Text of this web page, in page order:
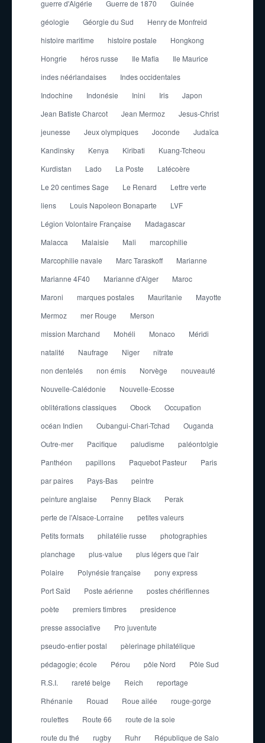
guerre d'Algérie Guerre de 1870
Guinée
géologie
Géorgie du Sud
Henry de Monfreid
histoire maritime
histoire postale
Hongkong
Hongrie
héros russe Ile Mafia
Ile Maurice
indes néérlandaises
Indes occidentales
Indochine
Indonésie Inini Iris
Japon
Jean Batiste Charcot
Jean Mermoz
Jesus-Christ
jeunesse
Jeux olympiques Joconde
Judaïca
Kandinsky
Kenya Kiribati
Kuang-Tcheou
Kurdistan
Lado La Poste
Latécoère
Le 20 centimes Sage
Le Renard
Lettre verte
liens
Louis Napoleon Bonaparte
LVF
Légion Volontaire Française
Madagascar
Malacca
Malaisie Mali
marcophilie
Marcophilie navale
Marc Taraskoff
Marianne
Marianne 4F40
Marianne d'Alger
Maroc
Maroni
marques postales Mauritanie
Mayotte
Mermoz
mer Rouge
Merson
mission Marchand
Mohéli Monaco
Méridi
natalité
Naufrage Niger
nitrate
non dentelés
non émis Norvège
nouveauté
Nouvelle-Calédonie
Nouvelle-Ecosse
oblitérations classiques
Obock
Occupation
océan Indien
Oubangui-Chari-Tchad
Ouganda
Outre-mer
Pacifique paludisme
paléontolgie
Panthéon
papillons Paquebot Pasteur
Paris
par paires
Pays-Bas
peintre
peinture anglaise
Penny Black
Perak
perte de l'Alsace-Lorraine
petites valeurs
Petits formats
philatélie russe
photographies
planchage
plus-value
plus légers que l'air
Polaire
Polynésie française
pony express
Port Saïd
Poste aérienne
postes chérifiennes
poète
premiers timbres
presidence
presse associative
Pro juventute
pseudo-entier postal
pèlerinage philatélique
pédagogie; école
Pérou pôle Nord
Pôle Sud
R.S.I.
rareté belge Reich
reportage
Rhénanie
Rouad Roue ailée
rouge-gorge
roulettes
Route 66
route de la soie
route du thé
rugby Ruhr
République de Salo